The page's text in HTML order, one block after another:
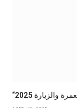
والزيارة 2025